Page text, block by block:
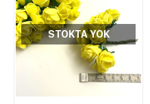
STOKTA YOK